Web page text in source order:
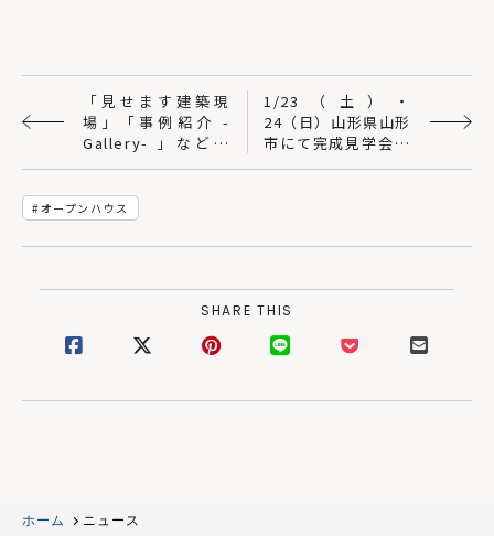
「見せます建築現
場」「事例紹介 -
Gallery- 」など更
新！｜SUDOホーム
1/23（土）・
24（日）山形県山形
市にて完成見学会開
催 ※予約制 ｜ 建築
オープンハウス
SHARE THIS
ホーム ニュース